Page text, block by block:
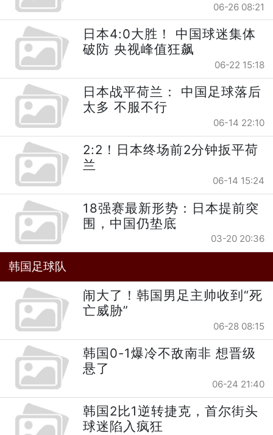
06-26 08:21
日本4:0大胜！ 中国球迷集体
破防 央视峰值狂飙
06-22 15:18
日本战平荷兰： 中国足球落后
太多 不服不行
06-14 22:10
2:2！日本终场前2分钟扳平荷
兰
06-14 15:24
18强赛最新形势：日本提前突
围，中国仍垫底
03-20 20:36
韩国足球队
闹大了！韩国男足主帅收到“死
亡威胁”
06-28 08:15
韩国0-1爆冷不敌南非 想晋级
悬了
06-24 21:40
韩国2比1逆转捷克，首尔街头
球迷陷入疯狂